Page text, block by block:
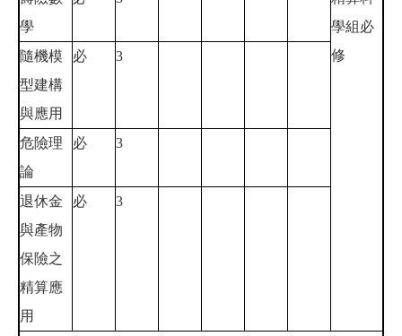
學
學組必
修
隨機模
型建構
與應用
必 3
危險理
論
必 3
退休金
與產物
保險之
精算應
用
必 3